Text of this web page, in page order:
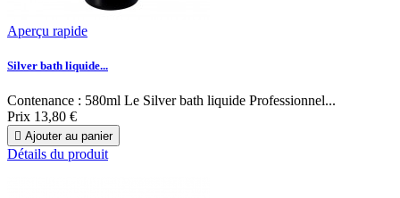
Aperçu rapide
Silver bath liquide...
Contenance : 580ml Le Silver bath liquide Professionnel...
Prix 13,80 €
 Ajouter au panier
Détails du produit